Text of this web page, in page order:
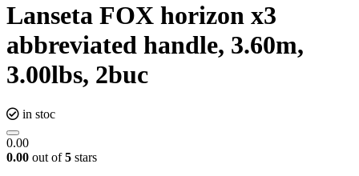
Lanseta FOX horizon x3
abbreviated handle, 3.60m,
3.00lbs, 2buc
in stoc
0.00
0.00 out of5 stars